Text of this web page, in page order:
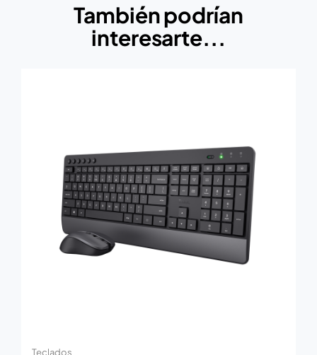
También podrían
interesarte...
Teclados